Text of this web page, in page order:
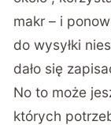
makr – i
do wysyłki
dało się
No to może
których